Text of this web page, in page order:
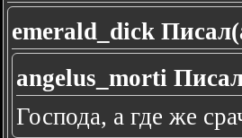
emerald_dick
angelus_morti
Господа, а где же